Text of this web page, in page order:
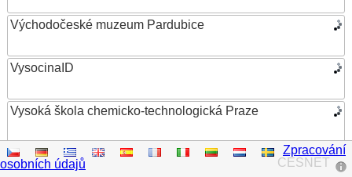
Východočeské muzeum Pardubice
VysocinaID
Vysoká škola chemicko-technologická Praze
Vysoká škola ekonomická v Praze
CESNET
Zpracování
osobních údajů